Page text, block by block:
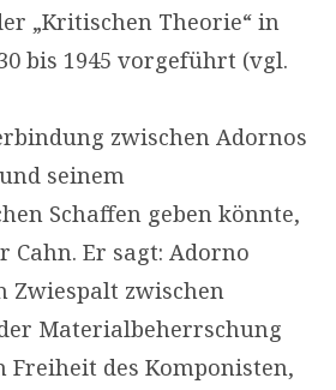
„Kritischen Theorie“ in
bis 1945 vorgeführt (vgl.
zwischen Adornos
seinem
Schaffen geben könnte,
Cahn. Er sagt: Adorno
Zwiespalt zwischen
Materialbeherrschung
Freiheit des Komponisten,